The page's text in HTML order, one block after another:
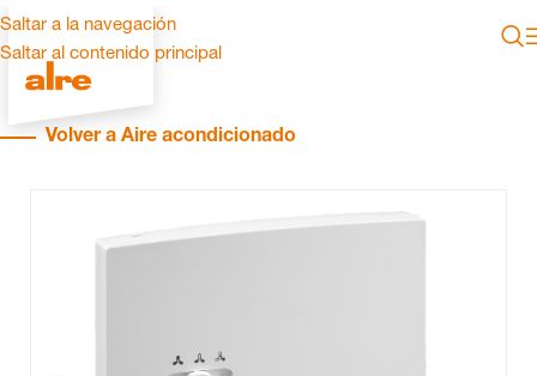
Saltar a la navegación
Saltar al contenido principal
Volver a Aire acondicionado